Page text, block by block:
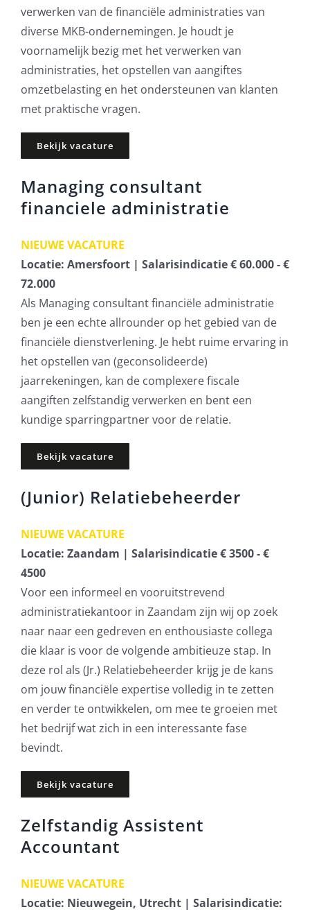
verwerken van de financiële administraties van
diverse MKB-ondernemingen. Je houdt je
voornamelijk bezig met het verwerken van
administraties, het opstellen van aangiftes
omzetbelasting en het ondersteunen van klanten
met praktische vragen.
Bekijk vacature
Managing consultant
financiele administratie
NIEUWE VACATURE
Locatie: Amersfoort | Salarisindicatie € 60.000 - €
72.000
Als Managing consultant financiële administratie
ben je een echte allrounder op het gebied van de
financiële dienstverlening. Je hebt ruime ervaring in
het opstellen van (geconsolideerde)
jaarrekeningen, kan de complexere fiscale
aangiften zelfstandig verwerken en bent een
kundige sparringpartner voor de relatie.
Bekijk vacature
(Junior) Relatiebeheerder
NIEUWE VACATURE
Locatie: Zaandam | Salarisindicatie € 3500 - €
4500
Voor een informeel en vooruitstrevend
administratiekantoor in Zaandam zijn wij op zoek
naar naar een gedreven en enthousiaste collega
die klaar is voor de volgende ambitieuze stap. In
deze rol als (Jr.) Relatiebeheerder krijg je de kans
om jouw financiële expertise volledig in te zetten
en verder te ontwikkelen, om mee te groeien met
het bedrijf wat zich in een interessante fase
bevindt.
Bekijk vacature
Zelfstandig Assistent
Accountant
NIEUWE VACATURE
Locatie: Nieuwegein, Utrecht | Salarisindicatie: